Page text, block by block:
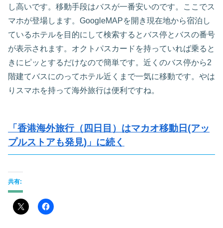
し高いです。移動手段はバスが一番安いのです。ここでス
マホが登場します。GoogleMAPを開き現在地から宿泊し
ているホテルを目的にして検索するとバス停とバスの番号
が表示されます。オクトパスカードを持っていれば乗ると
きにピッとするだけなので簡単です。近くのバス停から2
階建てバスにのってホテル近くまで一気に移動です。やは
りスマホを持って海外旅行は便利ですね。
「香港海外旅行（四日目）はマカオ移動日(アッ
プルストアも発見)」に続く
共有: